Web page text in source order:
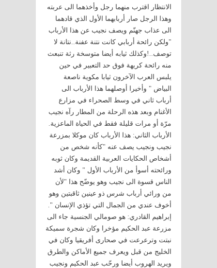
الانتظار اقترب منهما رجل وأخذهما الى عربته
وهذا الرجل صار أربابهما الأول الذي قادهما
الى عذاب جهنّم ويصف نجيب عن هذا الأرباب
"ولكن رائحة أربابي كانت نتنة عفنة..نتانة لا
توصف..!وكذلك ثيابه أيضا متوسخة رثة تنبعث
منه رائحة كريهة فوق حد التعبير في حين
يلبس العرب الآخرون ثيابا مكوية ناصعة
البياض " وأخيرا أوصلهما هذا الأرباب الى
أرباب ثاني في وسط الصحراء في مزارع
الأغنام وبعد هذه الرحلة من المطار رآه نجيب
مرّة أو مرات قليلة فقط في الحياة الماعزية.
الأرباب الثاني: هذا الأرباب كان موكلا بمزرعة
نجيب ونجيب يصف عنه "كأنه شخص من
أشخاص الحكايات العربية القديمة وكان ثوبه
ورائحته أسوأ من الأرباب الأول " وكان أشد
الناس قسوة الى نجيب وهو يوضّح هذا "لأن
من ورائي أرباب شرس ذو عينين ثاقبتين وهو
أخوف عندي من الجمال التي تؤذي الإنسان ".
إبراهيم القادري: هو صومالي الجنسية جاء الى
مزرعة عبد الحكيم مؤخرا وكان شجرة سميكة
نبتت وترعرعت في صحارى أفريقيا وكان في
الخليج من قبل ويعرف جميع الأماكن والطرق
ويريد الهروب أيضا ورحّب عبد الحكيم ونجيب